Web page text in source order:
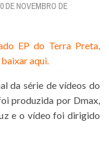
DE NOVEMBRO DE
EP do Terra Preta,
baixar aqui.
da série de vídeos do
produzida por Dmax,
e o vídeo foi dirigido